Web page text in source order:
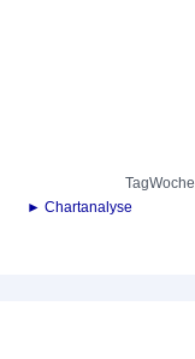
TagWoche
► Chartanalyse